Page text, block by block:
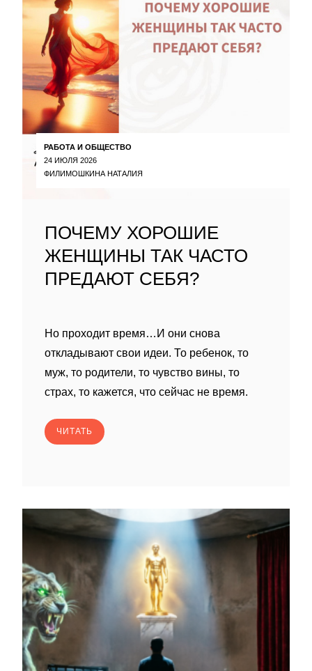
РАБОТА И ОБЩЕСТВО
24 ИЮЛЯ 2026
ФИЛИМОШКИНА НАТАЛИЯ
ПОЧЕМУ ХОРОШИЕ
ЖЕНЩИНЫ ТАК ЧАСТО
ПРЕДАЮТ СЕБЯ?
Но проходит время…И они снова
откладывают свои идеи. То ребенок, то
муж, то родители, то чувство вины, то
страх, то кажется, что сейчас не время.
ЧИТАТЬ